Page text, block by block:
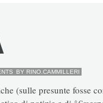
BY RINO.CAMMILLERI
(sulle presunte fosse